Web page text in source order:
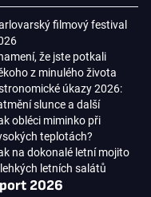
filmový festival
že jste potkali
z minulého života
úkazy 2026:
slunce a další
obléci miminko při
teplotách?
na dokonalé letní mojito
letních salátů
2026